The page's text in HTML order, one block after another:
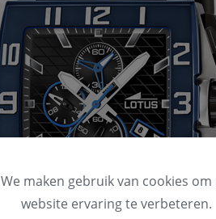
We maken gebruik van cookies om
website ervaring te verbeteren.